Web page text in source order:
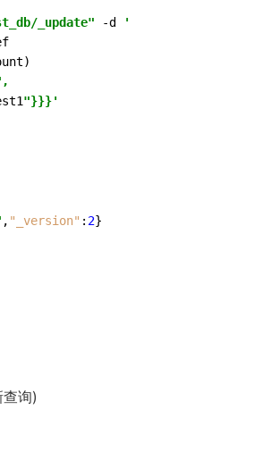
_update" -d
'
"}}}'
, "_version" : 2}
询)